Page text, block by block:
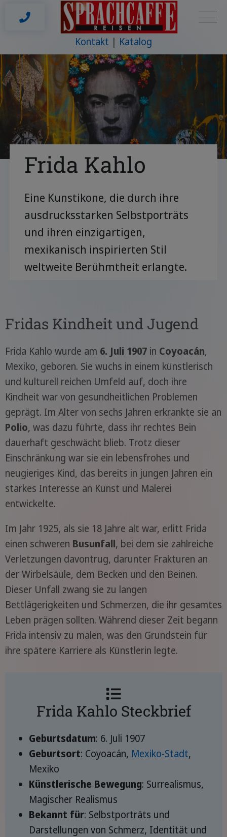
Kontakt Katalog
Frida Kahlo
Eine Kunstikone, die durch ihre
ausdrucksstarken Selbstporträts
und ihren einzigartigen,
mexikanisch inspirierten Stil
weltweite Berühmtheit erlangte.
Fridas Kindheit und Jugend
Frida Kahlo wurde am 6. Juli 1907in Coyoacán,
Mexiko, geboren. Sie wuchs in einem künstlerisch
und kulturell reichen Umfeld auf, doch ihre
Kindheit war von gesundheitlichen Problemen
geprägt. Im Alter von sechs Jahren erkrankte sie an
Polio, was dazu führte, dass ihr rechtes Bein
dauerhaft geschwächt blieb. Trotz dieser
Einschränkung war sie ein lebensfrohes und
neugieriges Kind, das bereits in jungen Jahren ein
starkes Interesse an Kunst und Malerei
entwickelte.
Im Jahr 1925, als sie 18 Jahre alt war, erlitt Frida
einen schweren Busunfall, bei dem sie zahlreiche
Verletzungen davontrug, darunter Frakturen an
der Wirbelsäule, dem Becken und den Beinen.
Dieser Unfall zwang sie zu langen
Bettlägerigkeiten und Schmerzen, die ihr gesamtes
Leben prägen sollten. Während dieser Zeit begann
Frida intensiv zu malen, was den Grundstein für
ihre spätere Karriere als Künstlerin legte.
Frida Kahlo Steckbrief
Geburtsdatum: 6. Juli 1907
Geburtsort: Coyoacán, Mexiko-Stadt,
Mexiko
Künstlerische Bewegung: Surrealismus,
Magischer Realismus
Bekannt für: Selbstporträts und
Darstellungen von Schmerz, Identität und